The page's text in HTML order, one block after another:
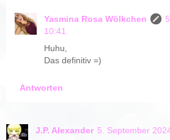
Yasmina Rosa Wölkchen
10:41
Huhu,
Das definitiv =)
Antworten
J.P. Alexander 5. September